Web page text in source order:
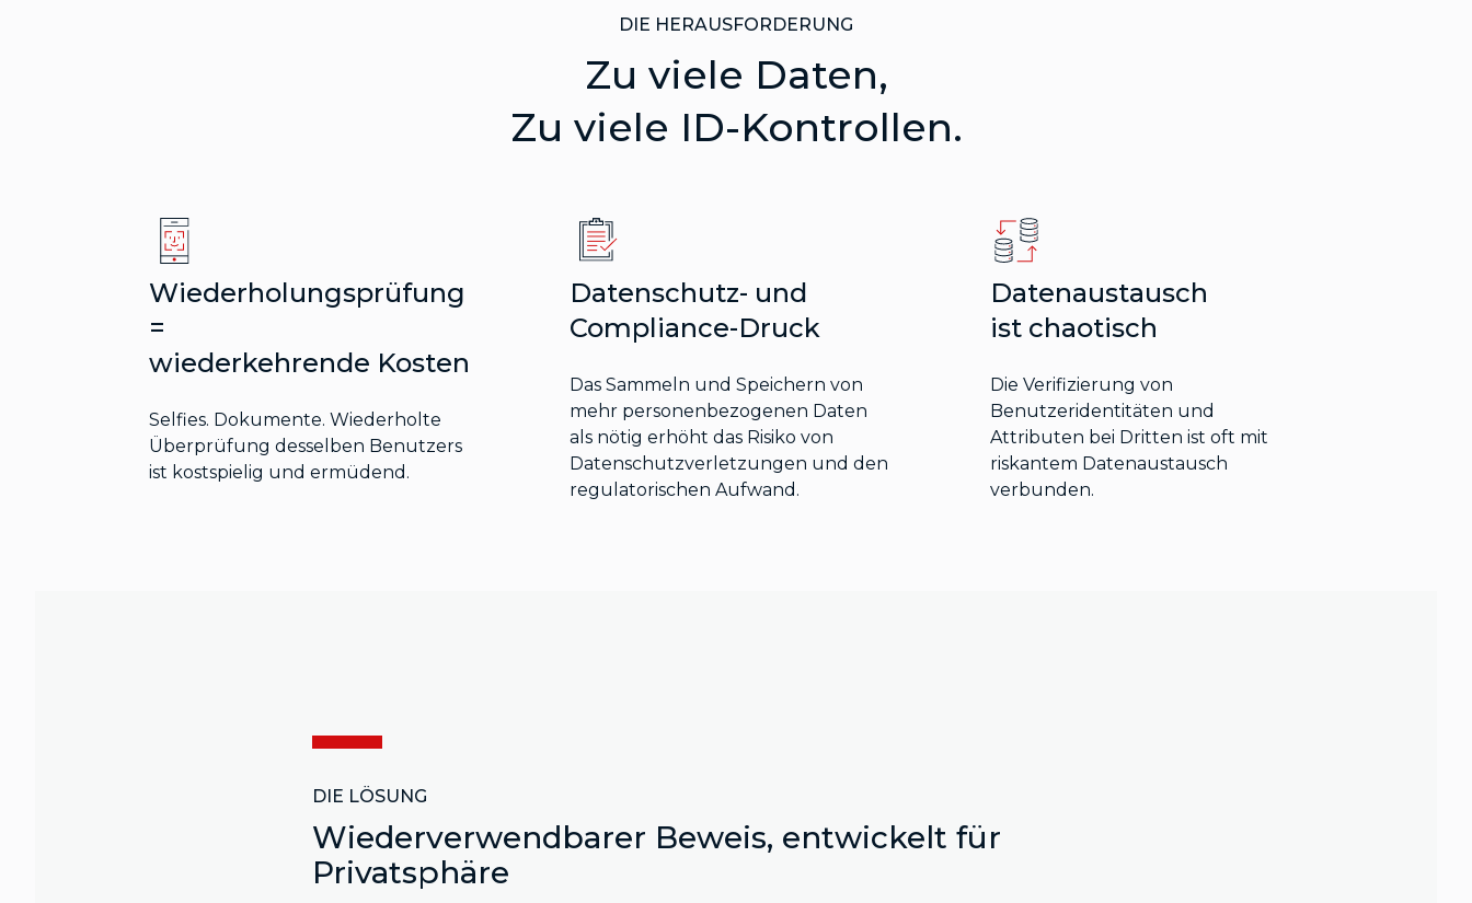
DIE HERAUSFORDERUNG
Zu viele Daten,
Zu viele ID-Kontrollen.
Wiederholungsprüfung
=
wiederkehrende Kosten
Selfies. Dokumente. Wiederholte
Überprüfung desselben Benutzers
ist kostspielig und ermüdend.
Datenschutz- und
Compliance-Druck
Das Sammeln und Speichern von
mehr personenbezogenen Daten
als nötig erhöht das Risiko von
Datenschutzverletzungen und den
regulatorischen Aufwand.
Datenaustausch
ist chaotisch
Die Verifizierung von
Benutzeridentitäten und
Attributen bei Dritten ist oft mit
riskantem Datenaustausch
verbunden.
DIE LÖSUNG
Wiederverwendbarer Beweis, entwickelt für
Privatsphäre